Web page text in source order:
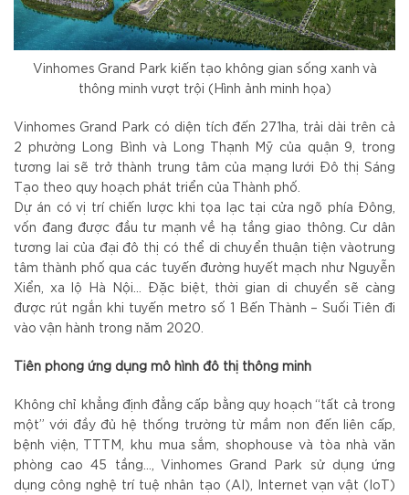
Vinhomes Grand Park kiến tạo không gian sống xanh và
thông minh vượt trội (Hình ảnh minh họa)
Vinhomes Grand Park có diện tích đến 271ha, trải dài trên cả
2 phường Long Bình và Long Thạnh Mỹ của quận 9, trong
tương lai sẽ trở thành trung tâm của mạng lưới Đô thị Sáng
Tạo theo quy hoạch phát triển của Thành phố.
Dự án có vị trí chiến lược khi tọa lạc tại cửa ngõ phía Đông,
vốn đang được đầu tư mạnh về hạ tầng giao thông. Cư dân
tương lai của đại đô thị có thể di chuyển thuận tiện vàotrung
tâm thành phố qua các tuyến đường huyết mạch như Nguyễn
Xiển, xa lộ Hà Nội… Đặc biệt, thời gian di chuyển sẽ càng
được rút ngắn khi tuyến metro số 1 Bến Thành – Suối Tiên đi
vào vận hành trong năm 2020.
Tiên phong ứng dụng mô hình đô thị thông minh
Không chỉ khẳng định đẳng cấp bằng quy hoạch “tất cả trong
một” với đầy đủ hệ thống trường từ mầm non đến liên cấp,
bệnh viện, TTTM, khu mua sắm, shophouse và tòa nhà văn
phòng cao 45 tầng…, Vinhomes Grand Park sử dụng ứng
dụng công nghệ trí tuệ nhân tạo (AI), Internet vạn vật (IoT)